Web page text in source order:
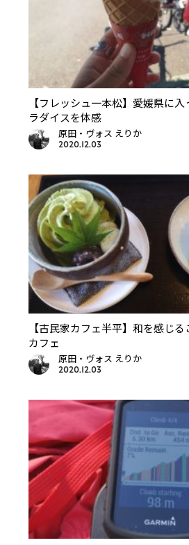
【フレッシュ一本松】愛媛県に
ラダイスを体感
原田・ヴォス えりか
2020.12.03
【古民家カフェ半平】和を感じ
カフェ
原田・ヴォス えりか
2020.12.03